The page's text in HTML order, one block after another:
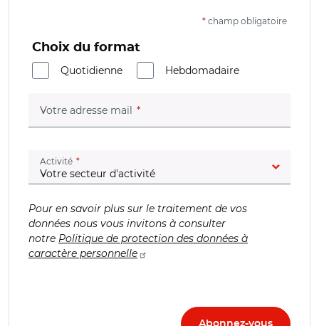
* champ obligatoire
Choix du format
Quotidienne
Hebdomadaire
Votre adresse mail (champ obligatoire)
Activité (champ obligatoire)
Pour en savoir plus sur le traitement de vos
données nous vous invitons à consulter
notre Politique de protection des données à
caractère personnelle